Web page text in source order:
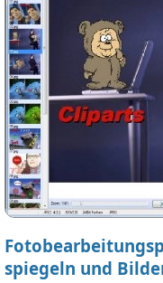
spiegeln und